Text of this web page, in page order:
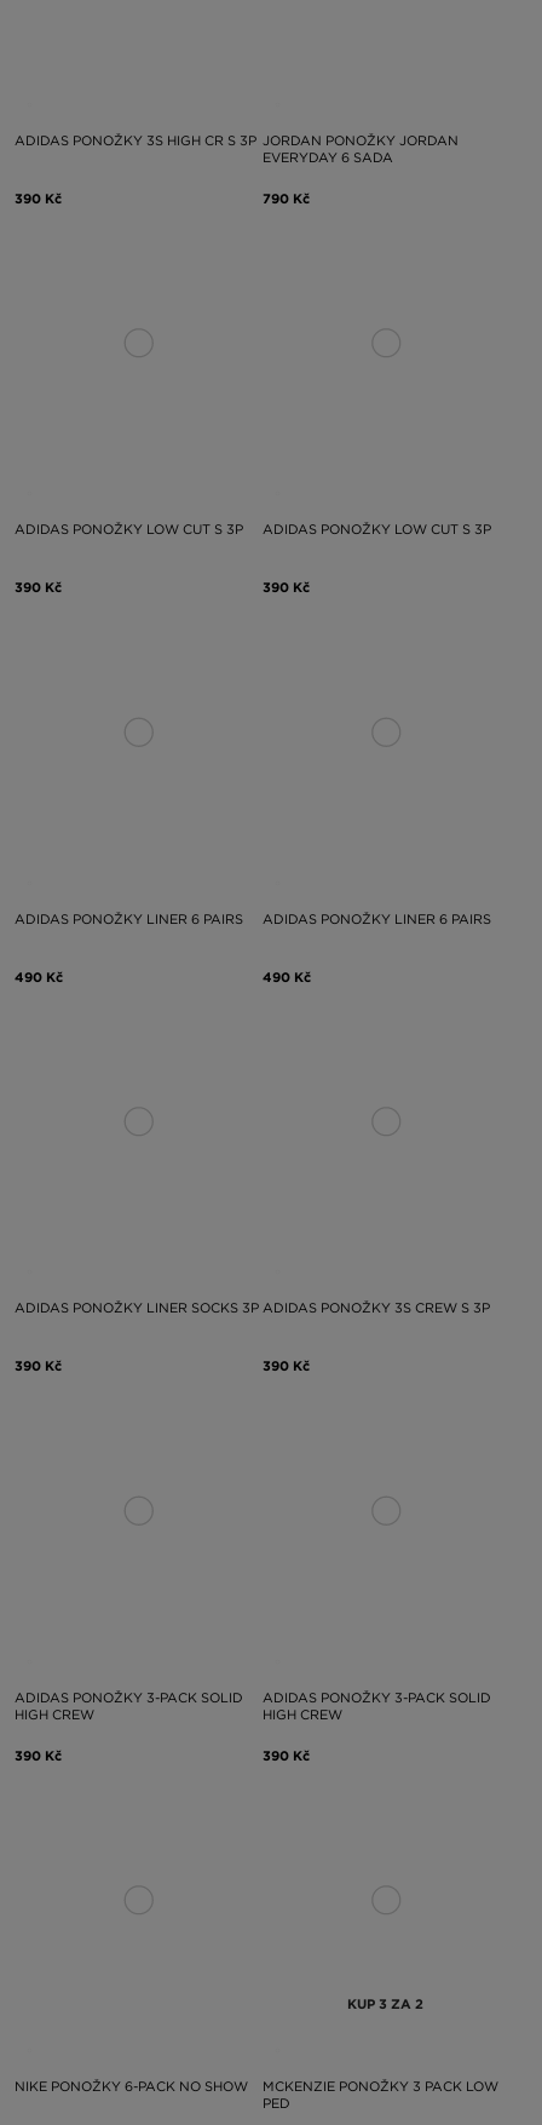
ADIDAS PONOŽKY 3S HIGH CR S 3P
390 Kč
JORDAN PONOŽKY JORDAN
EVERYDAY 6 SADA
790 Kč
ADIDAS PONOŽKY LOW CUT S 3P
390 Kč
ADIDAS PONOŽKY LOW CUT S 3P
390 Kč
ADIDAS PONOŽKY LINER 6 PAIRS
490 Kč
ADIDAS PONOŽKY LINER 6 PAIRS
490 Kč
ADIDAS PONOŽKY LINER SOCKS 3P
390 Kč
ADIDAS PONOŽKY 3S CREW S 3P
390 Kč
ADIDAS PONOŽKY 3-PACK SOLID
HIGH CREW
390 Kč
ADIDAS PONOŽKY 3-PACK SOLID
HIGH CREW
390 Kč
NIKE PONOŽKY 6-PACK NO SHOW
KUP 3 ZA 2
MCKENZIE PONOŽKY 3 PACK LOW
PED